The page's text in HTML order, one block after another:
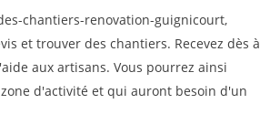
chantiers-renovation-guignicourt,
et trouver des chantiers. Recevez dès à
aux artisans. Vous pourrez ainsi
d'activité et qui auront besoin d'un